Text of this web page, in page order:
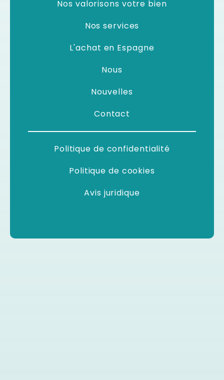
Nos valorisons votre bien
Nos services
L'achat en Espagne
Nous
Nouvelles
Contact
Politique de confidentialité
Politique de cookies
Avis juridique